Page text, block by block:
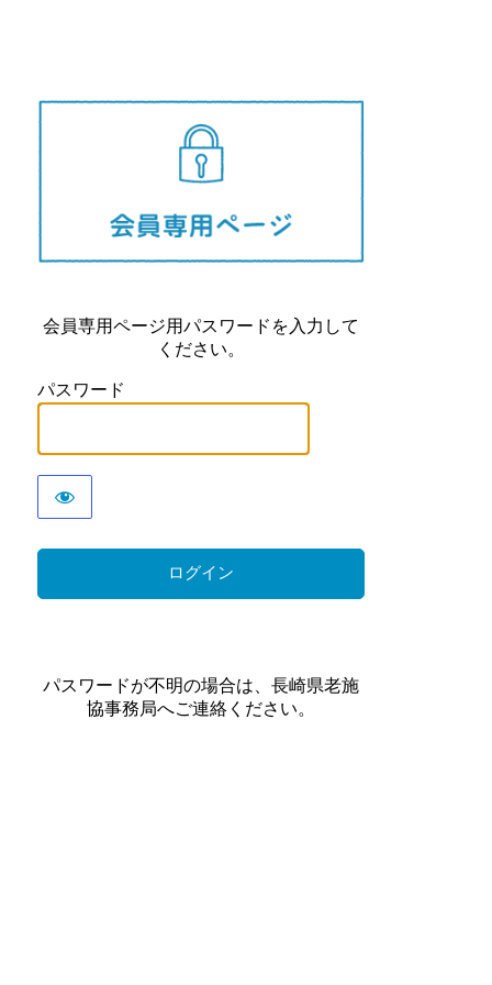
会員専用ページ用パスワードを入力して
ください。
パスワード
パスワードが不明の場合は、長崎県老施
協事務局へご連絡ください。